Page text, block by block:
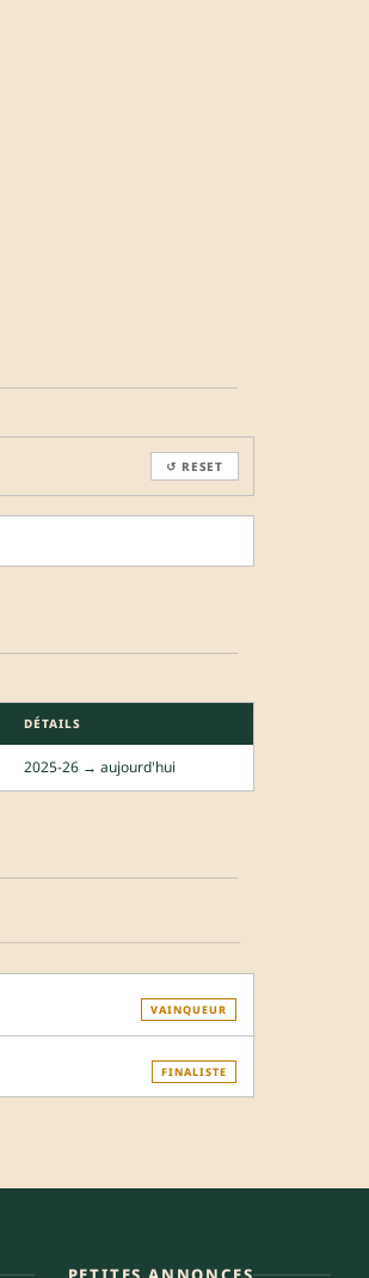
↺ RESET
DÉTAILS
2025-26 → aujourd'hui
VAINQUEUR
FINALISTE